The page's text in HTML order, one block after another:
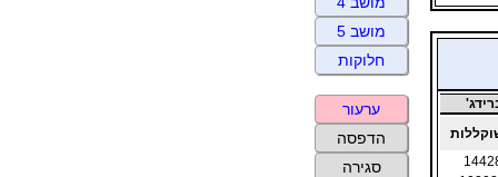
מושב 5
חלוקות
ערעור
הדפסה
סגירה